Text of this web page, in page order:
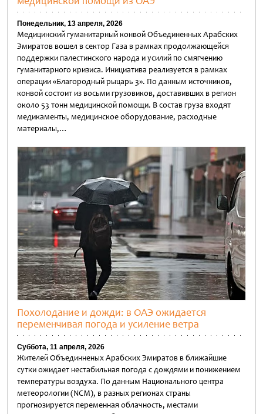
Понедельник, 13 апреля, 2026
Медицинский гуманитарный конвой Объединенных Арабских
Эмиратов вошел в сектор Газа в рамках продолжающейся
поддержки палестинского народа и усилий по смягчению
гуманитарного кризиса. Инициатива реализуется в рамках
операции «Благородный рыцарь 3». По данным источников,
конвой состоит из восьми грузовиков, доставивших в регион
около 53 тонн медицинской помощи. В состав груза входят
медикаменты, медицинское оборудование, расходные
материалы,…
Похолодание и дожди: в ОАЭ ожидается
переменчивая погода и усиление ветра
Суббота, 11 апреля, 2026
Жителей Объединненых Арабских Эмиратов в ближайшие
сутки ожидает нестабильная погода с дождями и понижением
температуры воздуха. По данным Национального центра
метеорологии (NCM), в разных регионах страны
прогнозируется переменная облачность, местами